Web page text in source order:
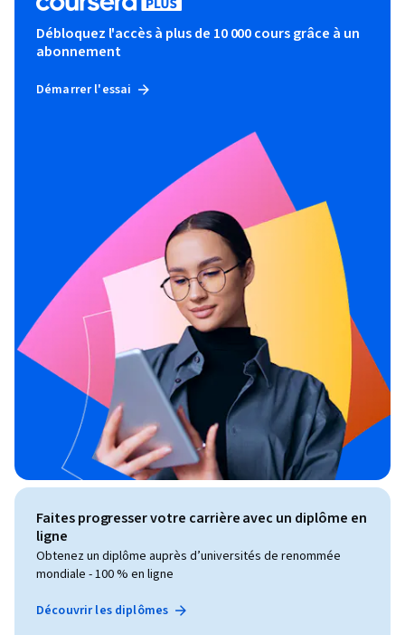
Débloquez l'accès à plus de 10 000 cours grâce à un
abonnement
Démarrer l'essai
Faites progresser votre carrière avec un diplôme en
ligne
Obtenez un diplôme auprès d’universités de renommée
mondiale - 100 % en ligne
Découvrir les diplômes